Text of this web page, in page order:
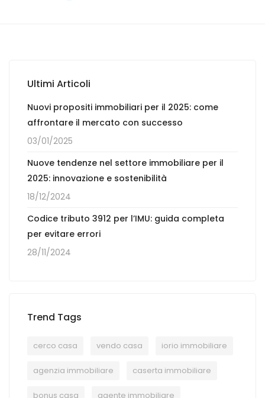
Ultimi Articoli
Nuovi propositi immobiliari per il 2025: come
affrontare il mercato con successo
03/01/2025
Nuove tendenze nel settore immobiliare per il
2025: innovazione e sostenibilità
18/12/2024
Codice tributo 3912 per l’IMU: guida completa
per evitare errori
28/11/2024
Trend Tags
cerco casa vendo casa iorio immobiliare
agenzia immobiliare caserta immobiliare
bonus casa agente immobiliare